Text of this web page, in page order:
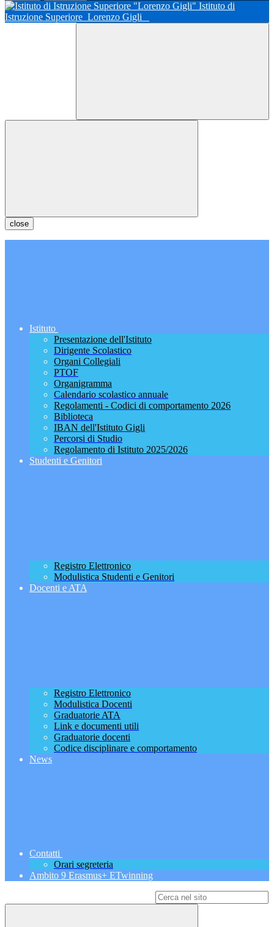
Istituto di
Istruzione Superiore Lorenzo Gigli
close
Istituto
Presentazione dell'Istituto
Dirigente Scolastico
Organi Collegiali
PTOF
Organigramma
Calendario scolastico annuale
Regolamenti - Codici di comportamento 2026
Biblioteca
IBAN dell'Istituto Gigli
Percorsi di Studio
Regolamento di Istituto 2025/2026
Studenti e Genitori
Registro Elettronico
Modulistica Studenti e Genitori
Docenti e ATA
Registro Elettronico
Modulistica Docenti
Graduatorie ATA
Link e documenti utili
Graduatorie docenti
Codice disciplinare e comportamento
News
Contatti
Orari segreteria
Ambito 9 Erasmus+ ETwinning